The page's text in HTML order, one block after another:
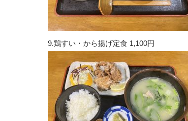
9.鶏すい・から揚げ定食 1,100円